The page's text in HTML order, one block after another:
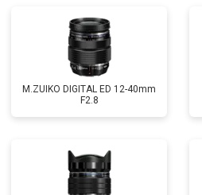
M.ZUIKO DIGITAL ED 12-40mm
F2.8